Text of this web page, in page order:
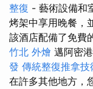
整復 - 藝術設備和
烤架中享用晚餐，
該酒店配備了免費
竹北 外燴 邁阿密
發 傳統整復推拿技
在許多其他地方，